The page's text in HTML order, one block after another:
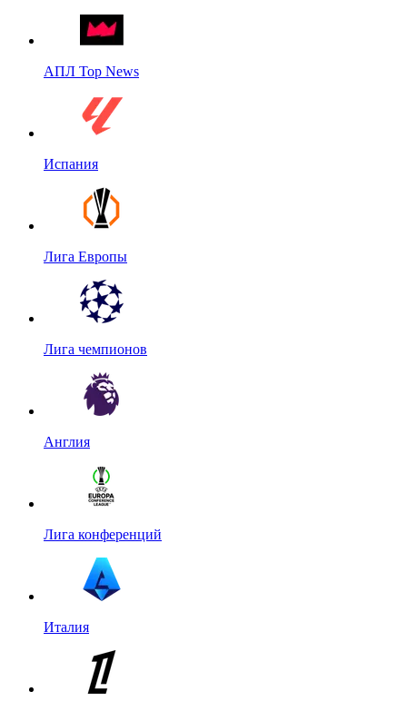
АПЛ Top News
Испания
Лига Европы
Лига чемпионов
Англия
Лига конференций
Италия